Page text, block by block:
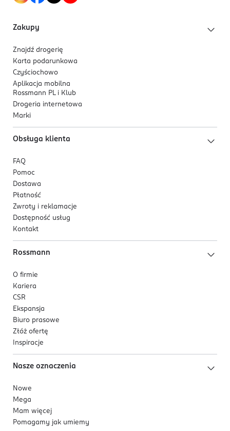
potwierdzona dermatologicznie
● Formuła bez soli aluminium, barwników i
konserwantów
● Antybakteryjna formuła INFINIFRESH, która aktywnie
zwalcza bakterie
Hamburg
onlinerelations@beiersdorf.com
00494049090
DE-Niemcy
Kod EAN
4 005808 723225
Zakupy
Znajdź drogerię
Karta podarunkowa
Czyściochowo
Aplikacja mobilna
Rossmann PL i Klub
Drogeria internetowa
Marki
Obsługa klienta
FAQ
Pomoc
Dostawa
Płatność
Zwroty i reklamacje
Dostępność usług
Kontakt
Rossmann
O firmie
Kariera
CSR
Ekspansja
Biuro prasowe
Złóż ofertę
Inspiracje
Nasze oznaczenia
Nowe
Mega
Mam więcej
Pomagamy jak umiemy